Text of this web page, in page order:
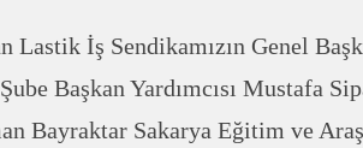
Lastik İş Sendikamızın Genel
Başkan Yardımcısı Mustafa
Bayraktar Sakarya Eğitim ve